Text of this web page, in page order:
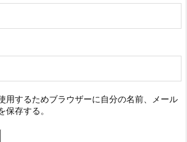
用するためブラウザーに自分の名前、メール
保存する。